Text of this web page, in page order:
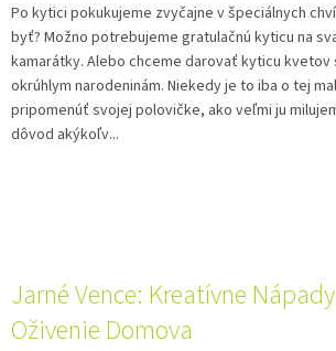
Po kytici pokukujeme zvyčajne v špeciálnych
byť? Možno potrebujeme gratulačnú kyticu na
kamarátky. Alebo chceme darovať kyticu kvetov
okrúhlym narodeninám. Niekedy je to iba o tej
pripomenúť svojej polovičke, ako veľmi ju
dôvod akýkoľv...
Jarné Vence: Kreatívne
Oživenie Domova